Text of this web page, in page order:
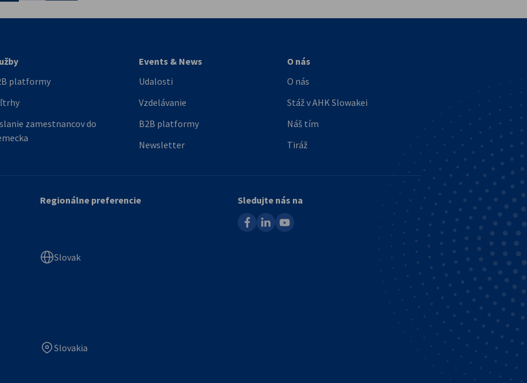
platformy
zamestnancov do
Events & News
Udalosti
Vzdelávanie
B2B platformy
Newsletter
O nás
O nás
Stáž v AHK Slowakei
Náš tím
Tiráž
Regionálne preferencie
Slovak
Slovakia
Sledujte nás na
facebooklinkedinyoutube